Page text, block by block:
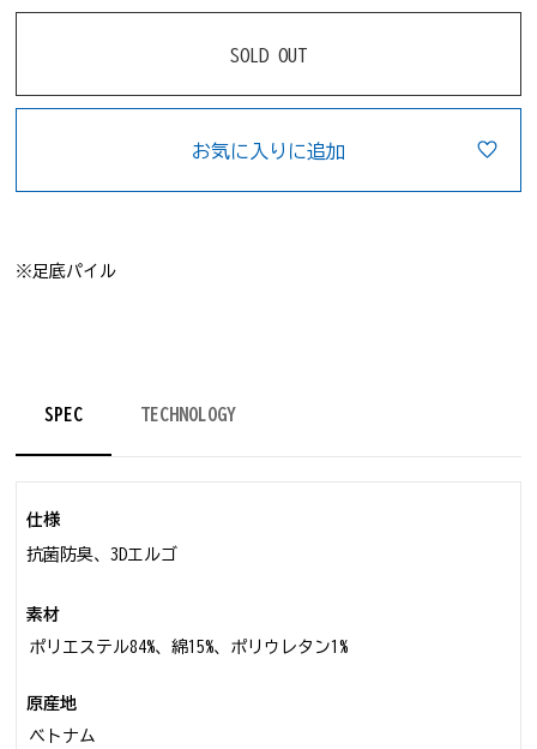
SOLD OUT
お気に入りに追加
※足底パイル
SPEC TECHNOLOGY
仕様
抗菌防臭、3Dエルゴ
素材
ポリエステル84%、綿15%、ポリウレタン1%
原産地
ベトナム